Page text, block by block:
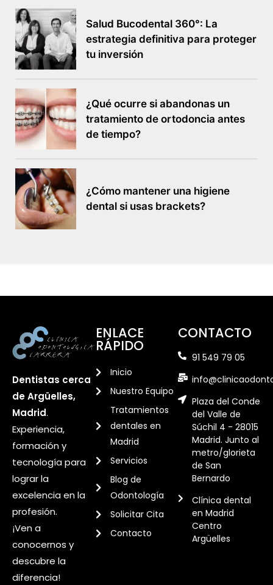
Salud Bucodental 360°: La
estrategia definitiva para proteger
tu inversión
¿Qué ocurre si abandonas un
tratamiento de ortodoncia antes
de tiempo?
¿Cómo mantener una higiene
dental si usas brackets?
Dentistas cerca
de Argüelles,
Madrid.
Experiencia,
formación y
tecnología para
lograr la
excelencia en la
profesión.
¡Ven a
conocernos y
descubre la
diferencia!
ENLACE
RÁPIDO
Inicio
Nuestro Equipo
Tratamientos
dentales en
Madrid
Servicios
Blog de
Odontología
Solicitar Cita
Contacto
CONTACTO
91 549 79 05
Plaza del Conde
del Valle de
Súchil 4 - 28015
Madrid. Junto al
metro/glorieta
de San
Bernardo
Clínica dental
en Madrid
Centro
Argüelles